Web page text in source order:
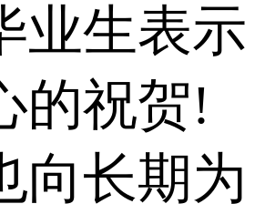
业生表示
的祝贺!
向长期为